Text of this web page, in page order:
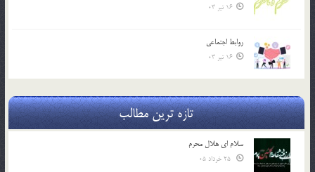
16 تیر 03
روابط اجتماعي
16 تیر 03
تازه ترین مطالب
سلام ای هلال محرم